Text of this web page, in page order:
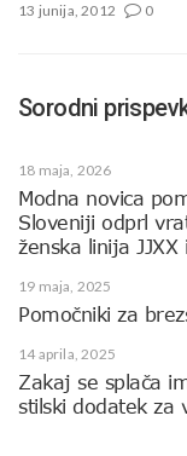
13 junija, 2012 0
Sorodni
18 maja, 2026
Modna novica
Sloveniji odprl
ženska linija JJXX
19 maja, 2025
Pomočniki za
14 aprila, 2025
Zakaj se splača
stilski dodatek za